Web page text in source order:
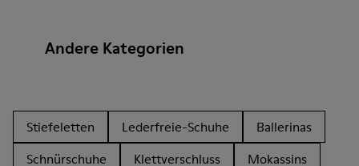
Andere Kategorien
Stiefeletten Lederfreie-Schuhe
Ballerinas
Schnürschuhe
Klettverschluss
Mokassins